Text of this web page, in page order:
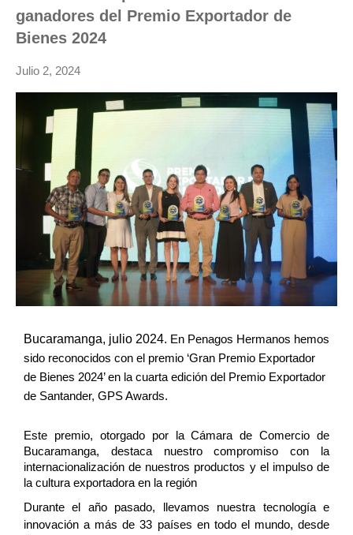
ganadores del Premio Exportador de
Bienes 2024
Julio 2, 2024
Bucaramanga, julio 2024. En Penagos Hermanos hemos
sido reconocidos con el premio ‘Gran Premio Exportador
de Bienes 2024’ en la cuarta edición del Premio Exportador
de Santander, GPS Awards.
Este premio, otorgado por la Cámara de Comercio de
Bucaramanga, destaca nuestro compromiso con la
internacionalización de nuestros productos y el impulso de
la cultura exportadora en la región
Durante el año pasado, llevamos nuestra tecnología e
innovación a más de 33 países en todo el mundo, desde